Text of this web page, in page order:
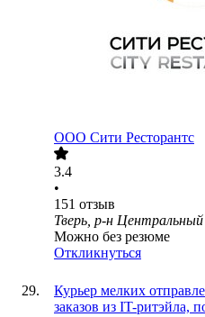
ООО Сити Ресторантс
3.4
•
151 отзыв
Тверь, р-н Центральный
Можно без резюме
Откликнуться
Курьер мелких
заказов из IT-ритэйла,